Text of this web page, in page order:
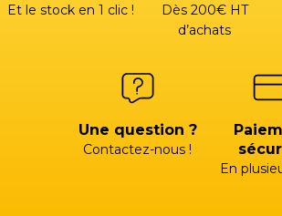
Et le stock en 1 clic !
Dès 200€ HT
d’achats
Une question ?
Contactez-nous !
En